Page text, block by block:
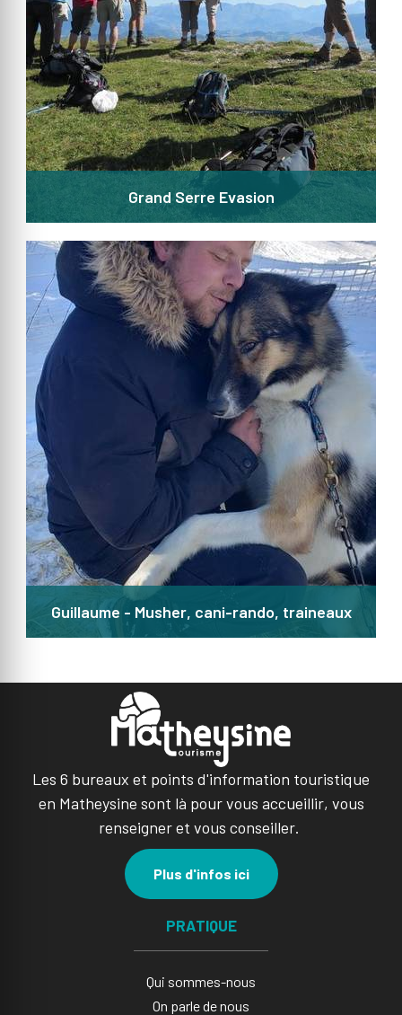
Grand Serre Evasion
Guillaume - Musher, cani-rando, traineaux
Les 6 bureaux et points d'information touristique
en Matheysine sont là pour vous accueillir, vous
renseigner et vous conseiller.
Plus d'infos ici
PRATIQUE
Qui sommes-nous
On parle de nous